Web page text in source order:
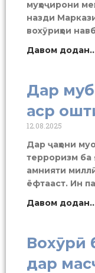
муҳоҷирони
назди
вохӯриҳои
Давом
Дар
аср
12.08.2025
Дар ҷаҳони
терроризм ба
амнияти
ёфтааст. Ин
Давом
Вохӯрӣ
дар